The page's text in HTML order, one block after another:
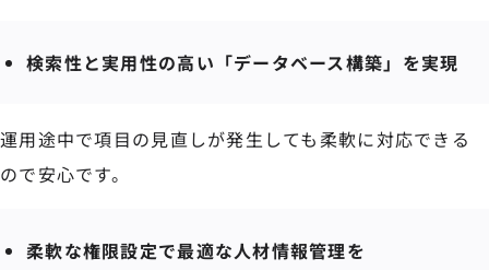
検索性と実用性の高い「データベース構築」を実現
運用途中で項目の見直しが発生しても柔軟に対応できる
ので安心です。
柔軟な権限設定で最適な人材情報管理を